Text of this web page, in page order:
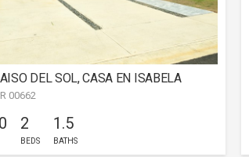
DEL SOL, CASA EN ISABELA
00662
2
BEDS
1.5
BATHS